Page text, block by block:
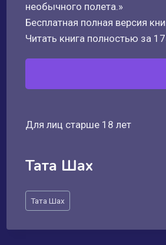
необычного полета.»
Бесплатная полная версия
Читать книга полностью за
Для лиц старше 18 лет
Тата Шах
Метки
записи:
Тата Шах